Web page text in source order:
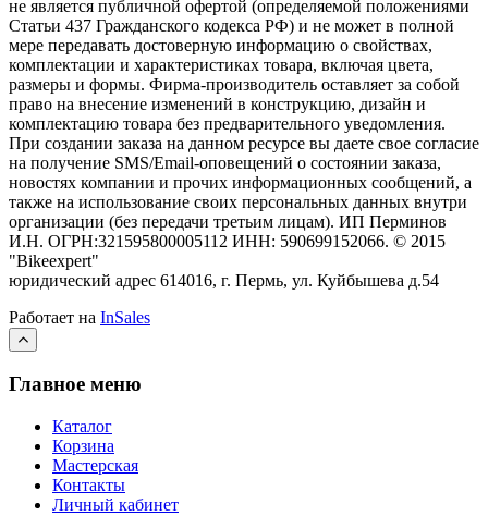
не является публичной офертой (определяемой положениями
Статьи 437 Гражданского кодекса РФ) и не может в полной
мере передавать достоверную информацию о свойствах,
комплектации и характеристиках товара, включая цвета,
размеры и формы. Фирма-производитель оставляет за собой
право на внесение изменений в конструкцию, дизайн и
комплектацию товара без предварительного уведомления.
При создании заказа на данном ресурсе вы даете свое согласие
на получение SMS/Email-оповещений о состоянии заказа,
новостях компании и прочих информационных сообщений, а
также на использование своих персональных данных внутри
организации (без передачи третьим лицам). ИП Перминов
И.Н. ОГРН:321595800005112 ИНН: 590699152066. © 2015
"Bikeexpert"
юридический адрес 614016, г. Пермь, ул. Куйбышева д.54
Работает на InSales
Главное меню
Каталог
Корзина
Мастерская
Контакты
Личный кабинет